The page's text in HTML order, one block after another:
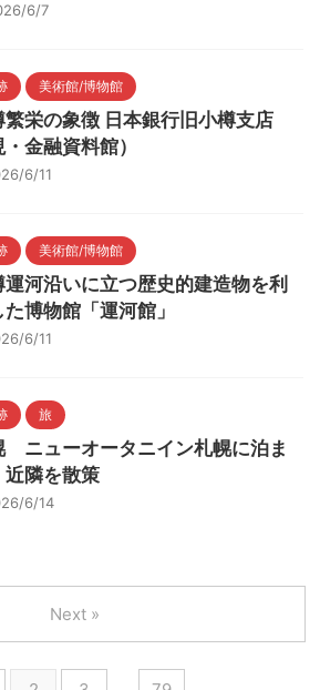
6/7
美術館/博物館
繁栄の象徴 日本銀行旧小樽支店
・金融資料館）
6/11
美術館/博物館
運河沿いに立つ歴史的建造物を利
た博物館「運河館」
6/11
旅
ニューオータニイン札幌に泊ま
隣を散策
6/14
Next »